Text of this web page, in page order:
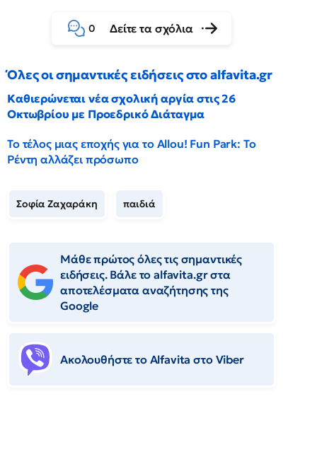
0 Δείτε τα σχόλια
Όλες οι σημαντικές ειδήσεις στο alfavita.gr
Καθιερώνεται νέα σχολική αργία στις 26
Οκτωβρίου με Προεδρικό Διάταγμα
Το τέλος μιας εποχής για το Allou! Fun Park: Το
Ρέντη αλλάζει πρόσωπο
Σοφία Ζαχαράκη παιδιά
Μάθε πρώτος όλες τις σημαντικές
ειδήσεις. Βάλε το alfavita.gr στα
αποτελέσματα αναζήτησης της
Google
Ακολουθήστε το Αlfavita στο Viber